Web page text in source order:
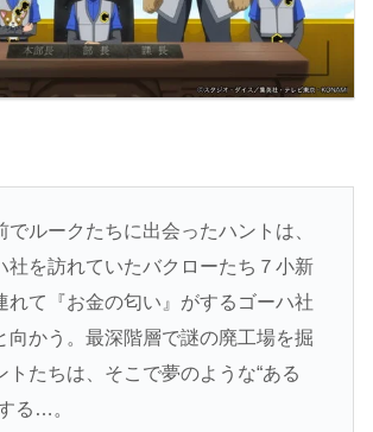
でルークたちに出会ったハントは、
社を訪れていたバクローたち７小新
れて『お金の匂い』がするゴーハ社
向かう。最深階層で謎の廃工場を掘
トたちは、そこで夢のような“ある
る…。